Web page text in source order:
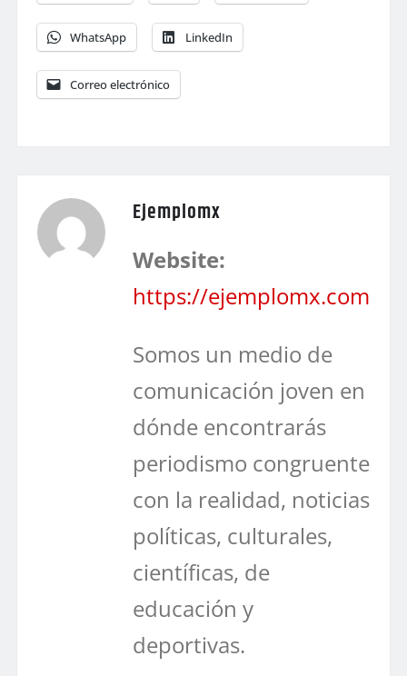
WhatsApp LinkedIn
Correo electrónico
Ejemplomx
Website:
https://ejemplomx.com
Somos un medio de
comunicación joven en
dónde encontrarás
periodismo congruente
con la realidad, noticias
políticas, culturales,
científicas, de
educación y
deportivas.